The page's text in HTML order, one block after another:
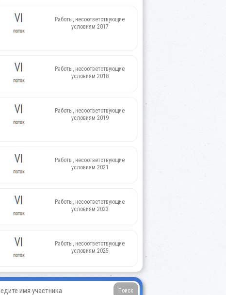
Работы, несоответствующие
условиям 2017
Работы, несоответствующие
условиям 2018
Работы, несоответствующие
условиям 2019
Работы, несоответствующие
условиям 2021
Работы, несоответствующие
условиям 2023
Работы, несоответствующие
условиям 2025